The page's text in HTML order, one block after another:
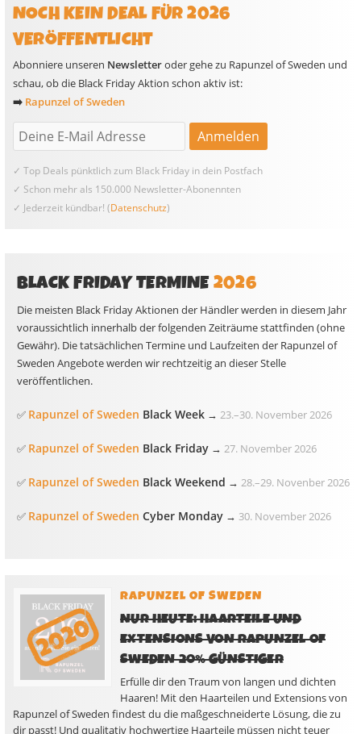
NOCH KEIN DEAL FÜR 2026
VERÖFFENTLICHT
Abonniere unseren Newsletteroder gehe zu Rapunzel of Sweden und
schau, ob die Black Friday Aktion schon aktiv ist:
➡️ Rapunzel of Sweden
✓ Top Deals pünktlich zum Black Friday in dein Postfach
✓ Schon mehr als 150.000 Newsletter-Abonennten
✓ Jederzeit kündbar! (Datenschutz)
BLACK FRIDAY TERMINE2026
Die meisten Black Friday Aktionen der Händler werden in diesem Jahr
voraussichtlich innerhalb der folgenden Zeiträume stattfinden (ohne
Gewähr). Die tatsächlichen Termine und Laufzeiten der Rapunzel of
Sweden Angebote werden wir rechtzeitig an dieser Stelle
veröffentlichen.
✅ Rapunzel of Sweden Black Week → 23.–30. November 2026
✅ Rapunzel of Sweden Black Friday → 27. November 2026
✅ Rapunzel of Sweden Black Weekend → 28.–29. Novenber 2026
✅ Rapunzel of Sweden Cyber Monday → 30. November 2026
RAPUNZEL OF SWEDEN
NUR HEUTE: HAARTEILE UND
EXTENSIONS VON RAPUNZEL OF
SWEDEN 20% GÜNSTIGER
Erfülle dir den Traum von langen und dichten
Haaren! Mit den Haarteilen und Extensions von
Rapunzel of Sweden findest du die maßgeschneiderte Lösung, die zu
dir passt! Und qualitativ hochwertige Haarteile müssen nicht teuer